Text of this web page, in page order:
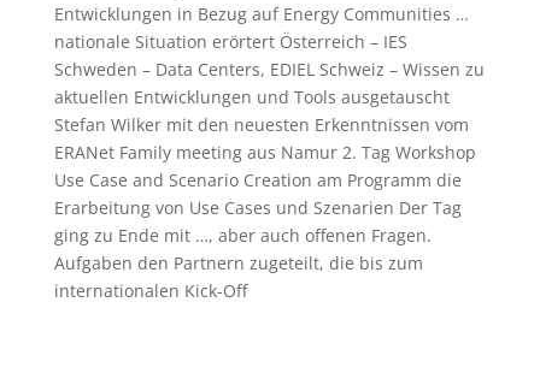
Entwicklungen in Bezug auf Energy Communities …
nationale Situation erörtert Österreich – IES
Schweden – Data Centers, EDIEL Schweiz – Wissen zu
aktuellen Entwicklungen und Tools ausgetauscht
Stefan Wilker mit den neuesten Erkenntnissen vom
ERANet Family meeting aus Namur 2. Tag Workshop
Use Case and Scenario Creation am Programm die
Erarbeitung von Use Cases und Szenarien Der Tag
ging zu Ende mit …, aber auch offenen Fragen.
Aufgaben den Partnern zugeteilt, die bis zum
internationalen Kick-Off